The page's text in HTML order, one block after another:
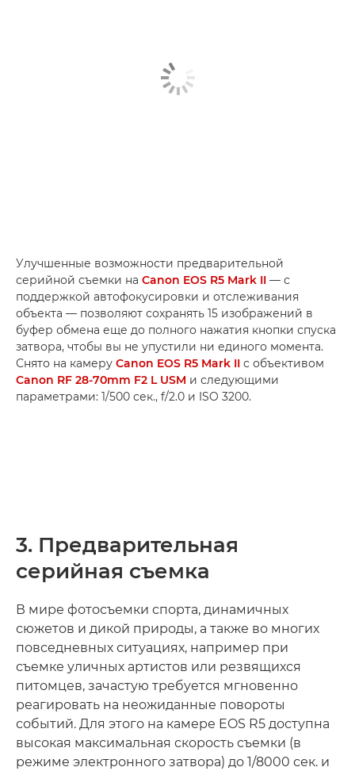
Улучшенные возможности предварительной
серийной съемки на Canon EOS R5 Mark II — с
поддержкой автофокусировки и отслеживания
объекта — позволяют сохранять 15 изображений в
буфер обмена еще до полного нажатия кнопки спуска
затвора, чтобы вы не упустили ни единого момента.
Снято на камеру Canon EOS R5 Mark II с объективом
Canon RF 28-70mm F2 L USM и следующими
параметрами: 1/500 сек., f/2.0 и ISO 3200.
3. Предварительная
серийная съемка
В мире фотосъемки спорта, динамичных
сюжетов и дикой природы, а также во многих
повседневных ситуациях, например при
съемке уличных артистов или резвящихся
питомцев, зачастую требуется мгновенно
реагировать на неожиданные повороты
событий. Для этого на камере EOS R5 доступна
высокая максимальная скорость съемки (в
режиме электронного затвора) до 1/8000 сек. и